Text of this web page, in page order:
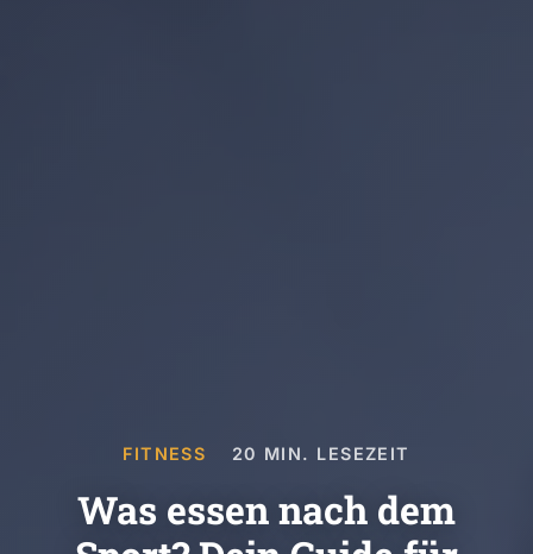
FITNESS 20 MIN. LESEZEIT
Was essen nach dem